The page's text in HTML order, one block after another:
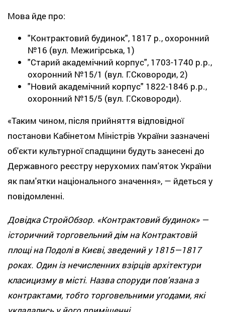
Мова йде про:
"Контрактовий будинок", 1817 р., охоронний
№16 (вул. Межигірська, 1)
"Старий академічний корпус", 1703-1740 р.р.,
охоронний №15/1 (вул. Г.Сковороди, 2)
"Новий академічний корпус" 1822-1846 р.р.,
охоронний №15/5 (вул. Г.Сковороди).
«Таким чином, після прийняття відповідної
постанови Кабінетом Міністрів України зазначені
об'єкти культурної спадщини будуть занесені до
Державного реєстру нерухомих пам'яток України
як пам'ятки національного значення», — йдеться у
повідомленні.
Довідка СтройОбзор. «Контрактовий будинок» —
історичний торговельний дім на Контрактовій
площі на Подолі в Києві, зведений у 1815—1817
роках. Один із нечисленних взірців архітектури
класицизму в місті. Назва споруди пов'язана з
контрактами, тобто торговельними угодами, які